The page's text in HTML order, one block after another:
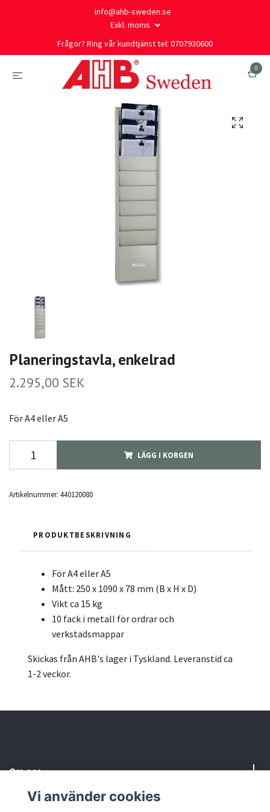
info@ahb-sweden.se
Exkl. moms
Frågor? Ring vår kundtjänst tel: 0707930600
0
Planeringstavla, enkelrad
2.295,00 SEK
För A4 eller A5
LÄGG I KORGEN
Artikelnummer: 440120080
PRODUKTBESKRIVNING
För A4 eller A5
Mått: 250 x 1090 x 78 mm (B x H x D)
Vikt ca 15 kg
10 fack i metall för ordrar och
verkstadsmappar
Skickas från AHB's lager i Tyskland. Leveranstid ca
1-2 veckor.
Om oss
Behöver du hjälp?
Vi använder cookies